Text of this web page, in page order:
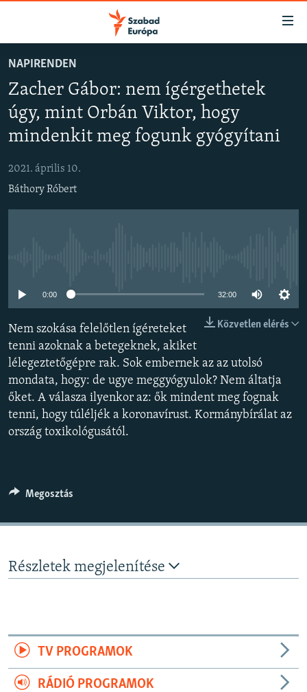
Akadálymentes
oldalra
Ugrás
Ugrás
keresésre
AKTUÁLIS
PODCASTOK
ELEMZŐ
NER15
A PÉNZ NYOMÁBAN
EURÓPAI UNIÓ
VILÁG
KLÍMAVÁLTOZÁS
A MÚLT TANULSÁGAI
KÖVESSEN MINKET!
Valamennyi RFE/RL weboldal
NAPIRENDEN
Zacher Gábor: nem ígérgethetek
úgy, mint Orbán Viktor, hogy
mindenkit meg fogunk gyógyítani
2021. április 10.
Báthory Róbert
0:00 32:00
Közvetlen elérés
Nem szokása felelőtlen ígéreteket
tenni azoknak a betegeknek, akiket
lélegeztetőgépre rak. Sok embernek az az utolsó
mondata, hogy: de ugye meggyógyulok? Nem áltatja
őket. A válasza ilyenkor az: ők mindent meg fognak
tenni, hogy túléljék a koronavírust. Kormánybírálat az
ország toxikológusától.
Megosztás
Részletek megjelenítése
TV PROGRAMOK
RÁDIÓ PROGRAMOK
FELIRATKOZÁS
Feliratkozás